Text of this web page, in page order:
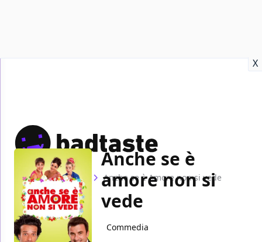
X
Home Film Anche se è Amore non si vede
Anche se è
amore non si
vede
Commedia